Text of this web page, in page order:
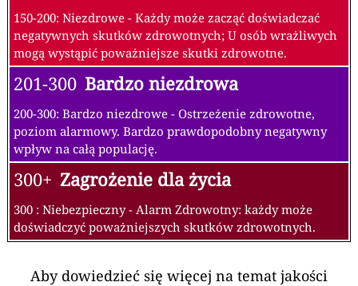
150-200: Niezdrowe - Każdy może zacząć doświadczać
negatywnych skutków zdrowotnych; U osób wrażliwych
mogą wystąpić poważniejsze skutki zdrowotne.
201-300 Bardzo niezdrowa
200-300: Bardzo niezdrowe - Ostrzeżenie zdrowotne,
poziom alarmowy. Bardzo prawdopodobny negatywny
wpływ na całą populację.
300+ Zagrożenie dla życia
300 : Niebezpieczny - Alarm Zdrowotny: każdy może
doświadczyć poważniejszych skutków zdrowotnych.
Aby dowiedzieć się więcej na temat jakości